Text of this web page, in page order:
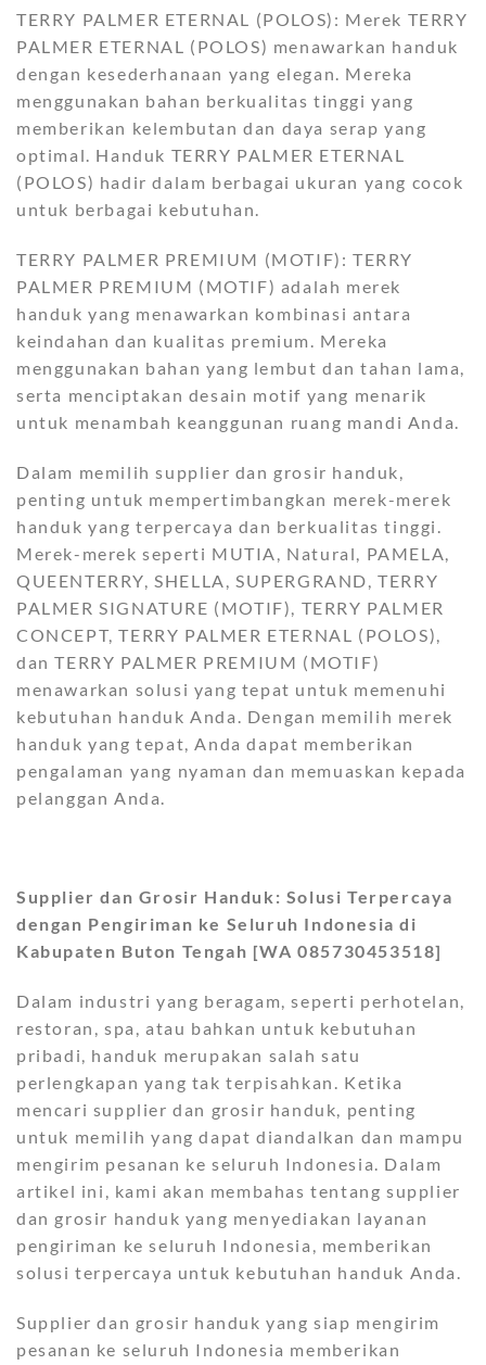
TERRY PALMER ETERNAL (POLOS): Merek TERRY
PALMER ETERNAL (POLOS) menawarkan handuk
dengan kesederhanaan yang elegan. Mereka
menggunakan bahan berkualitas tinggi yang
memberikan kelembutan dan daya serap yang
optimal. Handuk TERRY PALMER ETERNAL
(POLOS) hadir dalam berbagai ukuran yang cocok
untuk berbagai kebutuhan.
TERRY PALMER PREMIUM (MOTIF): TERRY
PALMER PREMIUM (MOTIF) adalah merek
handuk yang menawarkan kombinasi antara
keindahan dan kualitas premium. Mereka
menggunakan bahan yang lembut dan tahan lama,
serta menciptakan desain motif yang menarik
untuk menambah keanggunan ruang mandi Anda.
Dalam memilih supplier dan grosir handuk,
penting untuk mempertimbangkan merek-merek
handuk yang terpercaya dan berkualitas tinggi.
Merek-merek seperti MUTIA, Natural, PAMELA,
QUEENTERRY, SHELLA, SUPERGRAND, TERRY
PALMER SIGNATURE (MOTIF), TERRY PALMER
CONCEPT, TERRY PALMER ETERNAL (POLOS),
dan TERRY PALMER PREMIUM (MOTIF)
menawarkan solusi yang tepat untuk memenuhi
kebutuhan handuk Anda. Dengan memilih merek
handuk yang tepat, Anda dapat memberikan
pengalaman yang nyaman dan memuaskan kepada
pelanggan Anda.
Supplier dan Grosir Handuk: Solusi Terpercaya
dengan Pengiriman ke Seluruh Indonesia di
Kabupaten Buton Tengah [WA 085730453518]
Dalam industri yang beragam, seperti perhotelan,
restoran, spa, atau bahkan untuk kebutuhan
pribadi, handuk merupakan salah satu
perlengkapan yang tak terpisahkan. Ketika
mencari supplier dan grosir handuk, penting
untuk memilih yang dapat diandalkan dan mampu
mengirim pesanan ke seluruh Indonesia. Dalam
artikel ini, kami akan membahas tentang supplier
dan grosir handuk yang menyediakan layanan
pengiriman ke seluruh Indonesia, memberikan
solusi terpercaya untuk kebutuhan handuk Anda.
Supplier dan grosir handuk yang siap mengirim
pesanan ke seluruh Indonesia memberikan